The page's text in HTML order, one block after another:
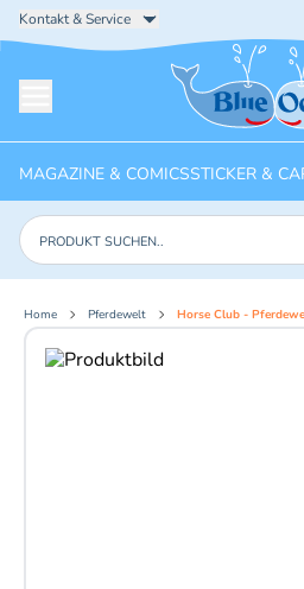
Kontakt & Service
Startseite
MAGAZINE & COMICSSTICKER &
Produkte suchen
Home Pferdewelt Horse Club -
Aktuelles Bild: 1 von 2